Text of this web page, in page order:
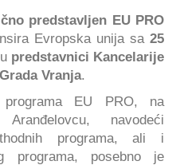
predstavljen EU PRO
Evropska unija sa 25
predstavnici Kancelarije
Vranja.
EU PRO, na
navodeći
programa, ali i
programa, posebno je